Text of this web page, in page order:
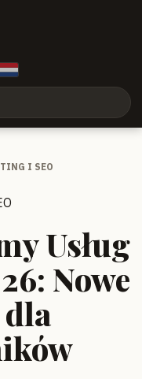
I SEO
Usług
Nowe